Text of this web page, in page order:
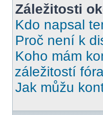
Záležitosti
Kdo napsal
Proč není k
Koho mám
záležitostí
Jak můžu